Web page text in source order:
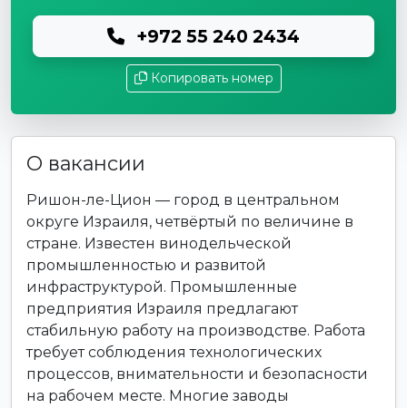
+972 55 240 2434
Копировать номер
О вакансии
Ришон-ле-Цион — город в центральном
округе Израиля, четвёртый по величине в
стране. Известен винодельческой
промышленностью и развитой
инфраструктурой. Промышленные
предприятия Израиля предлагают
стабильную работу на производстве. Работа
требует соблюдения технологических
процессов, внимательности и безопасности
на рабочем месте. Многие заводы